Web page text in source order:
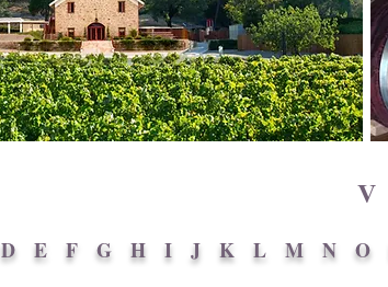
V
D E F G H I J K L M N O